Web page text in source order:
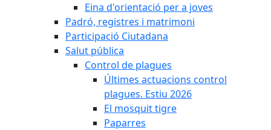
Eina d'orientació per a joves
Padró, registres i matrimoni
Participació Ciutadana
Salut pública
Control de plagues
Últimes actuacions control
plagues. Estiu 2026
El mosquit tigre
Paparres